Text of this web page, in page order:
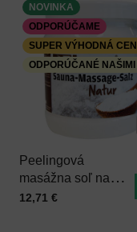
Peelingová
masážna soľ na
saunovanie Natur 1
Cena s DPH
12,71 €
NOVINKA
ODPORÚČAME
SUPER VÝHODNÁ
ODPORÚČANÉ NAŠIMI